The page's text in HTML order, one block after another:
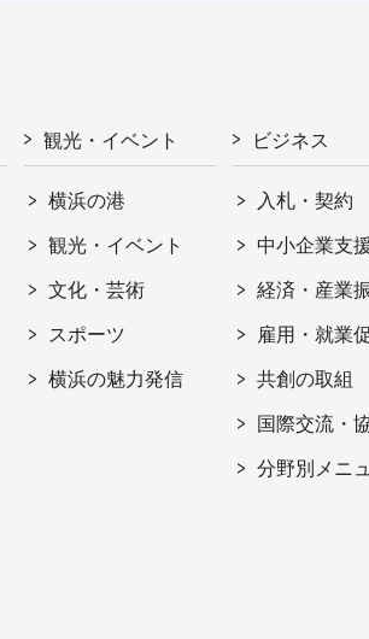
観光・イベント
横浜の港
観光・イベント
文化・芸術
スポーツ
横浜の魅力発信
ビジネス
入札・契約
中小企業支
経済・産業
雇用・就業
共創の取組
国際交流・
分野別メニ